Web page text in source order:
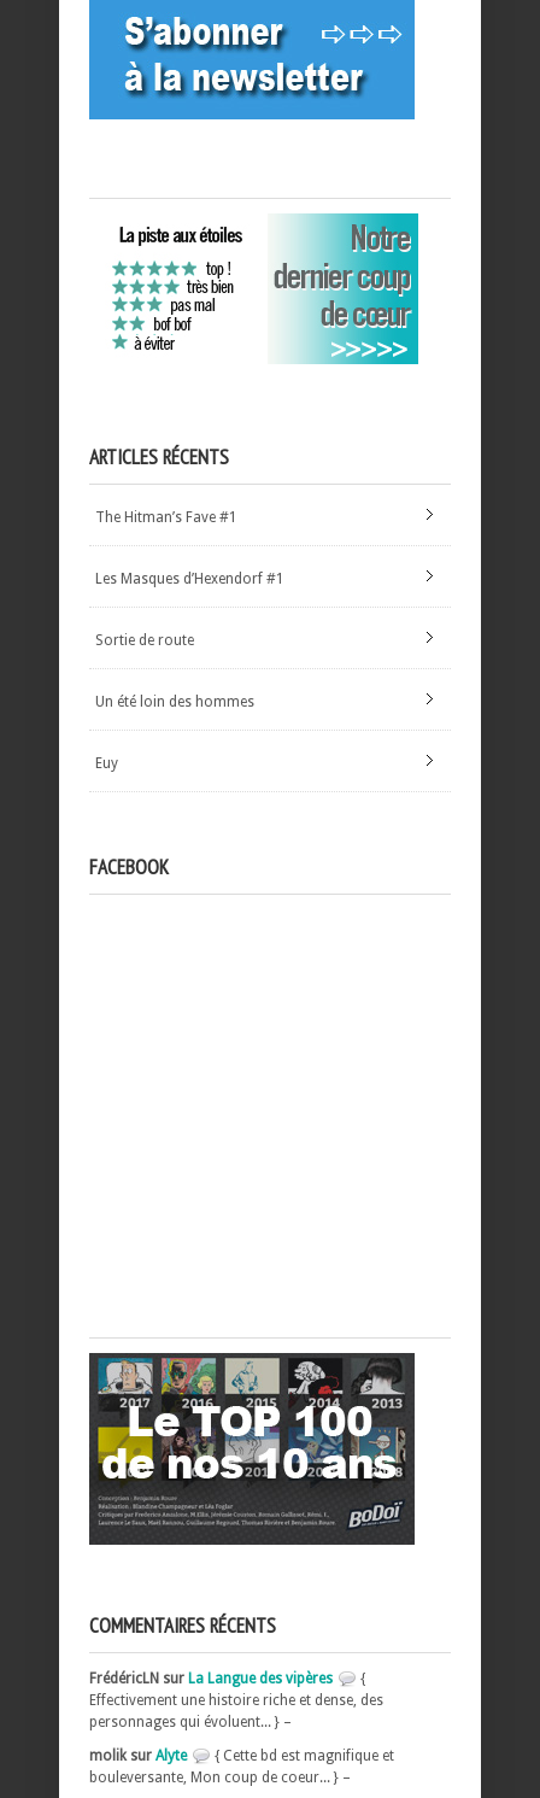
ARTICLES RÉCENTS
The Hitman’s Fave #1
Les Masques d’Hexendorf #1
Sortie de route
Un été loin des hommes
Euy
FACEBOOK
COMMENTAIRES RÉCENTS
FrédéricLN sur La Langue des vipères
{
Effectivement une histoire riche et dense, des
personnages qui évoluent... } –
molik sur Alyte
{ Cette bd est magnifique et
bouleversante, Mon coup de coeur... } –